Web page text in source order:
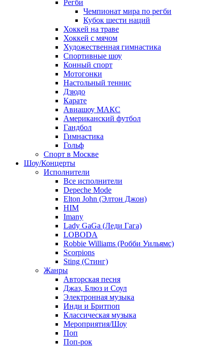
Регби
Чемпионат мира по регби
Кубок шести наций
Хоккей на траве
Хоккей с мячом
Художественная гимнастика
Спортивные шоу
Конный спорт
Мотогонки
Настольный теннис
Дзюдо
Карате
Авиашоу МАКС
Американский футбол
Гандбол
Гимнастика
Гольф
Спорт в Москве
Шоу/Концерты
Исполнители
Все исполнители
Depeche Mode
Elton John (Элтон Джон)
HIM
Imany
Lady GaGa (Леди Гага)
LOBODA
Robbie Williams (Робби Уильямс)
Scorpions
Sting (Стинг)
Жанры
Авторская песня
Джаз, Блюз и Соул
Электронная музыка
Инди и Бритпоп
Классическая музыка
Мероприятия/Шоу
Поп
Поп-рок